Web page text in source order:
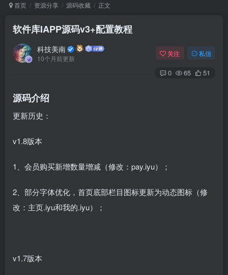
首页 资源分享 源码收藏 正文
软件库IAPP源码v3+配置教程
科技美南
10个月前更新
关注 私信
0 65 51
源码介绍
更新历史：
v1.8版本
1、会员购买新增数量增减（修改：pay.iyu）；
2、部分字体优化，首页底部栏目图标更新为动态图标（修
改：主页.iyu和我的.iyu）；
v1.7版本